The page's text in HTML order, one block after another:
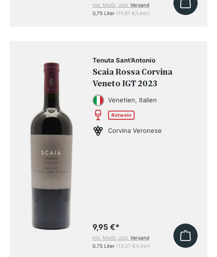
inkl. MwSt, zzgl.Versand
0,75 Liter (19,87 €/Liter)
Tenuta Sant’Antonio
Scaia Rossa Corvina
Veneto IGT 2023
Venetien, Italien
Rotwein
Corvina Veronese
9,95 €*
inkl. MwSt, zzgl.Versand
0,75 Liter (13,27 €/Liter)